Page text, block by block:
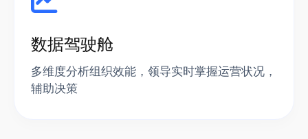
数据驾驶舱
多维度分析组织效能，领导实时掌握运营状况，
辅助决策